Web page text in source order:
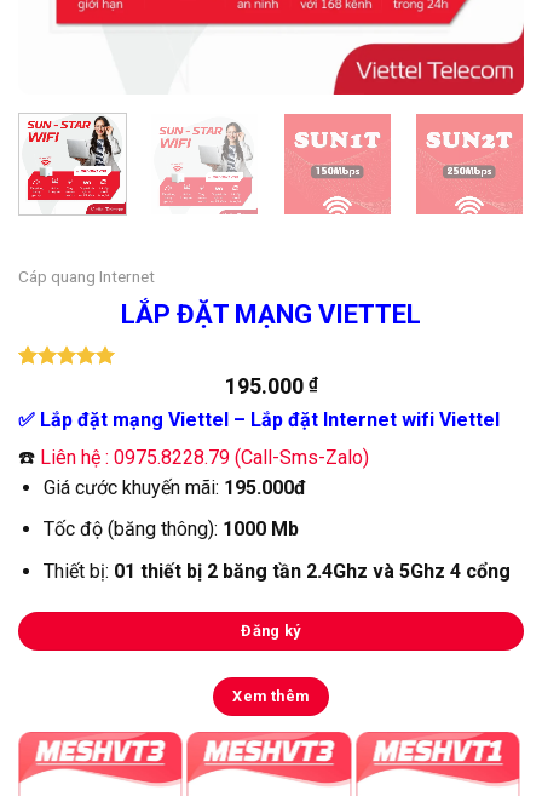
Cáp quang Internet
LẮP ĐẶT MẠNG VIETTEL
đánh giá
195.000 ₫
✅ Lắp đặt mạng Viettel – Lắp đặt Internet wifi Viettel
☎️ Liên hệ : 0975.8228.79 (Call-Sms-Zalo)
Giá cước khuyến mãi: 195.000đ
Tốc độ (băng thông): 1000 Mb
Thiết bị: 01 thiết bị 2 băng tần 2.4Ghz và 5Ghz 4 cổng
Đăng ký
Xem thêm